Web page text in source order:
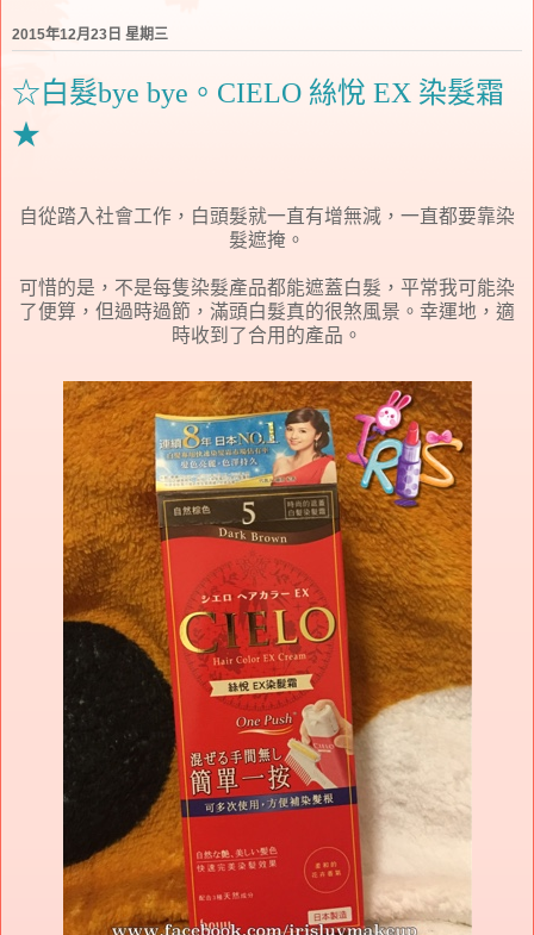
2015年12月23日 星期三
☆白髮bye bye。CIELO 絲悅 EX 染髮霜
★
自從踏入社會工作，白頭髮就一直有增無減，一直都要靠染
髮遮掩。
可惜的是，不是每隻染髮產品都能遮蓋白髮，平常我可能染
了便算，但過時過節，滿頭白髮真的很煞風景。幸運地，適
時收到了合用的產品。